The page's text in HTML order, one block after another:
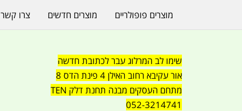
שימו לב המרלוג עבר לכתובת חדשה
אור עקיבא רחוב האילן 4 פינת הדס 8
מתחם העסקים מבנה תחנת דלק TEN
052-3214741
מוצרים פופולריים מוצרים חדשים צרו קשר